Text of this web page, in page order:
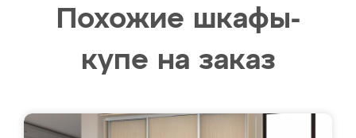
Похожие шкафы-
купе на заказ